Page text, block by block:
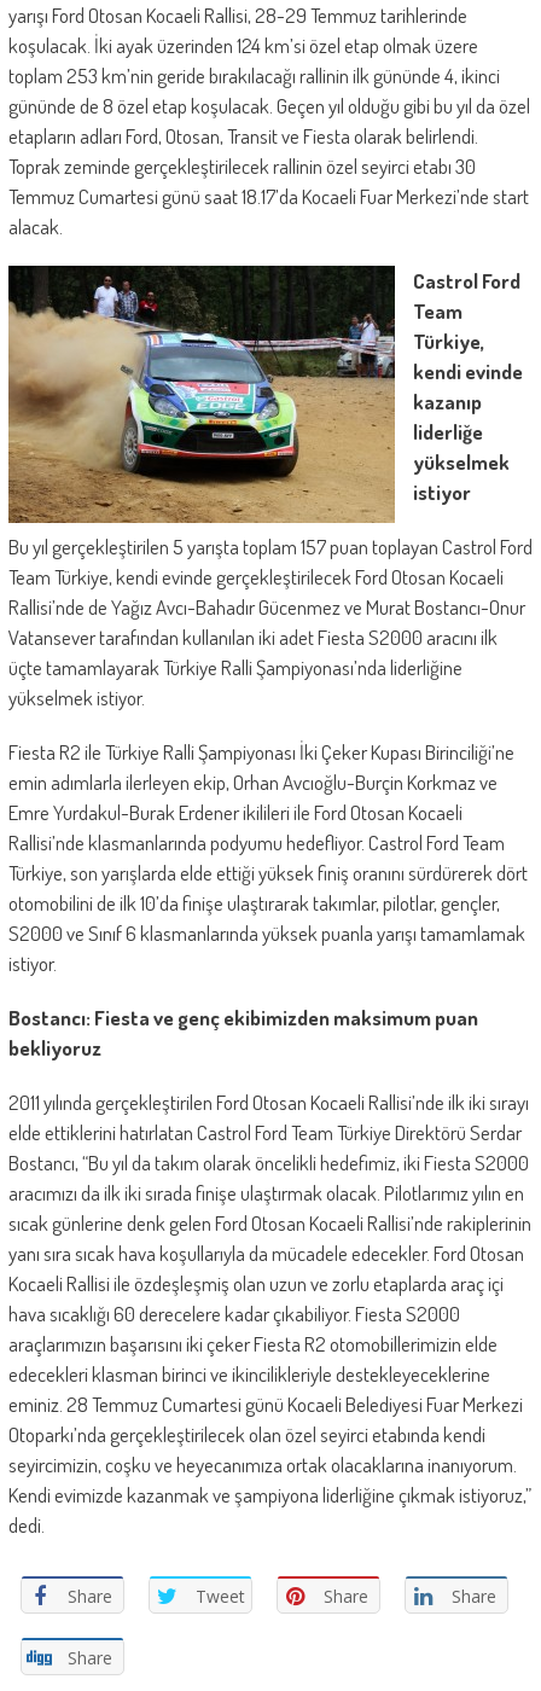
yarışı Ford Otosan Kocaeli Rallisi, 28-29 Temmuz tarihlerinde
koşulacak. İki ayak üzerinden 124 km’si özel etap olmak üzere
toplam 253 km’nin geride bırakılacağı rallinin ilk gününde 4, ikinci
gününde de 8 özel etap koşulacak. Geçen yıl olduğu gibi bu yıl da özel
etapların adları Ford, Otosan, Transit ve Fiesta olarak belirlendi.
Toprak zeminde gerçekleştirilecek rallinin özel seyirci etabı 30
Temmuz Cumartesi günü saat 18.17’da Kocaeli Fuar Merkezi’nde start
alacak.
Castrol Ford
Team
Türkiye,
kendi evinde
kazanıp
liderliğe
yükselmek
istiyor
Bu yıl gerçekleştirilen 5 yarışta toplam 157 puan toplayan Castrol Ford
Team Türkiye, kendi evinde gerçekleştirilecek Ford Otosan Kocaeli
Rallisi’nde de Yağız Avcı-Bahadır Gücenmez ve Murat Bostancı-Onur
Vatansever tarafından kullanılan iki adet Fiesta S2000 aracını ilk
üçte tamamlayarak Türkiye Ralli Şampiyonası’nda liderliğine
yükselmek istiyor.
Fiesta R2 ile Türkiye Ralli Şampiyonası İki Çeker Kupası Birinciliği’ne
emin adımlarla ilerleyen ekip, Orhan Avcıoğlu-Burçin Korkmaz ve
Emre Yurdakul-Burak Erdener ikilileri ile Ford Otosan Kocaeli
Rallisi’nde klasmanlarında podyumu hedefliyor. Castrol Ford Team
Türkiye, son yarışlarda elde ettiği yüksek finiş oranını sürdürerek dört
otomobilini de ilk 10’da finişe ulaştırarak takımlar, pilotlar, gençler,
S2000 ve Sınıf 6 klasmanlarında yüksek puanla yarışı tamamlamak
istiyor.
Bostancı: Fiesta ve genç ekibimizden maksimum puan
bekliyoruz
2011 yılında gerçekleştirilen Ford Otosan Kocaeli Rallisi’nde ilk iki sırayı
elde ettiklerini hatırlatan Castrol Ford Team Türkiye Direktörü Serdar
Bostancı, “Bu yıl da takım olarak öncelikli hedefimiz, iki Fiesta S2000
aracımızı da ilk iki sırada finişe ulaştırmak olacak. Pilotlarımız yılın en
sıcak günlerine denk gelen Ford Otosan Kocaeli Rallisi’nde rakiplerinin
yanı sıra sıcak hava koşullarıyla da mücadele edecekler. Ford Otosan
Kocaeli Rallisi ile özdeşleşmiş olan uzun ve zorlu etaplarda araç içi
hava sıcaklığı 60 derecelere kadar çıkabiliyor. Fiesta S2000
araçlarımızın başarısını iki çeker Fiesta R2 otomobillerimizin elde
edecekleri klasman birinci ve ikincilikleriyle destekleyeceklerine
eminiz. 28 Temmuz Cumartesi günü Kocaeli Belediyesi Fuar Merkezi
Otoparkı’nda gerçekleştirilecek olan özel seyirci etabında kendi
seyircimizin, coşku ve heyecanımıza ortak olacaklarına inanıyorum.
Kendi evimizde kazanmak ve şampiyona liderliğine çıkmak istiyoruz,”
dedi.
Share Tweet Share Share
Share